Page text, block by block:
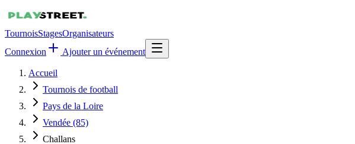
TournoisStagesOrganisateurs
Connexion
Ajouter un événement
Accueil
Tournois de football
Pays de la Loire
Vendée (85)
Challans